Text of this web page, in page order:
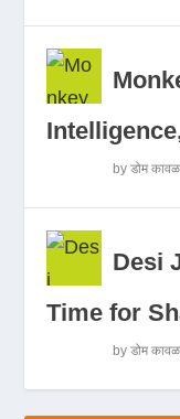
byडोम
Desi
Time for
byडोम